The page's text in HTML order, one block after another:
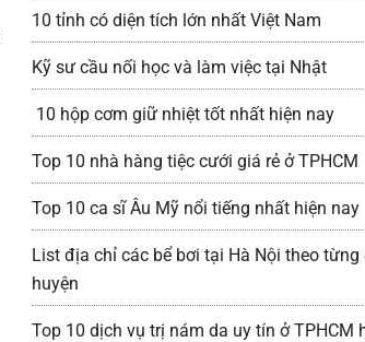
10 tỉnh có diện tích lớn nhất Việt Nam
Kỹ sư cầu nối học và làm việc tại Nhật
10 hộp cơm giữ nhiệt tốt nhất hiện nay
Top 10 nhà hàng tiệc cưới giá rẻ ở TPHCM
Top 10 ca sĩ Âu Mỹ nổi tiếng nhất hiện nay
List địa chỉ các bể bơi tại Hà Nội theo từng
huyện
Top 10 dịch vụ trị nám da uy tín ở TPHCM